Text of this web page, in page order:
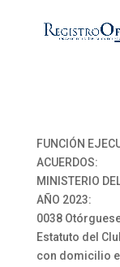
FUNCIÓN
ACUERDOS:
MINISTERIO
AÑO 2023:
0038
Estatuto del
con domicilio